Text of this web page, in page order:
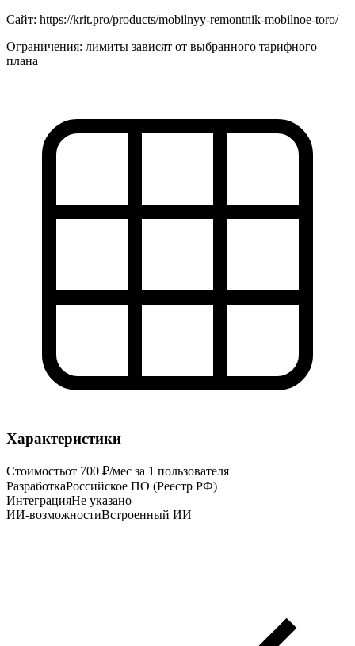
Сайт: https://krit.pro/products/mobilnyy-remontnik-mobilnoe-toro/
Ограничения: лимиты зависят от выбранного тарифного
плана
Характеристики
Стоимостьот 700 ₽/мес за 1 пользователя
РазработкаРоссийское ПО (Реестр РФ)
ИнтеграцияНе указано
ИИ-возможностиВстроенный ИИ